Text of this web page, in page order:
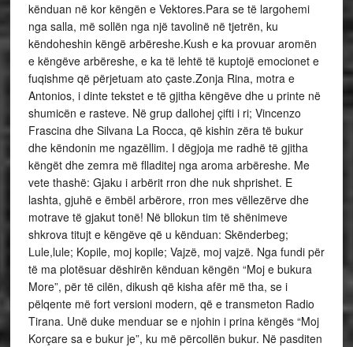
kënduan në kor këngën e Vektores.Para se të largohemi
nga salla, më sollën nga një tavolinë në tjetrën, ku
këndoheshin këngë arbëreshe.Kush e ka provuar aromën
e këngëve arbëreshe, e ka të lehtë të kuptojë emocionet e
fuqishme që përjetuam ato çaste.Zonja Rina, motra e
Antonios, i dinte tekstet e të gjitha këngëve dhe u printe në
shumicën e rasteve. Në grup dallohej çifti i ri; Vincenzo
Frascina dhe Silvana La Rocca, që kishin zëra të bukur
dhe këndonin me ngazëllim. I dëgjoja me radhë të gjitha
këngët dhe zemra më flladitej nga aroma arbëreshe. Me
vete thashë: Gjaku i arbërit rron dhe nuk shprishet. E
lashta, gjuhë e ëmbël arbërore, rron mes vëllezërve dhe
motrave të gjakut tonë! Në bllokun tim të shënimeve
shkrova titujt e këngëve që u kënduan: Skënderbeg;
Lule,lule; Kopile, moj kopile; Vajzë, moj vajzë. Nga fundi për
të ma plotësuar dëshirën kënduan këngën “Moj e bukura
More”, për të cilën, dikush që kisha afër më tha, se i
pëlqente më fort versioni modern, që e transmeton Radio
Tirana. Unë duke menduar se e njohin i prina këngës “Moj
Korçare sa e bukur je”, ku më përcollën bukur. Në pasditen